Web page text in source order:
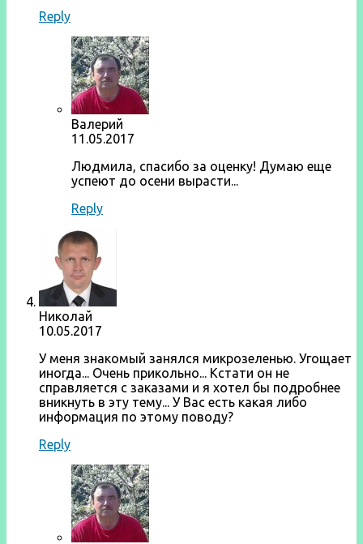
Reply
Валерий
11.05.2017
Людмила, спасибо за оценку! Думаю еще
успеют до осени вырасти...
Reply
Николай
10.05.2017
У меня знакомый занялся микрозеленью. Угощает
иногда... Очень прикольно... Кстати он не
справляется с заказами и я хотел бы подробнее
вникнуть в эту тему... У Вас есть какая либо
информация по этому поводу?
Reply